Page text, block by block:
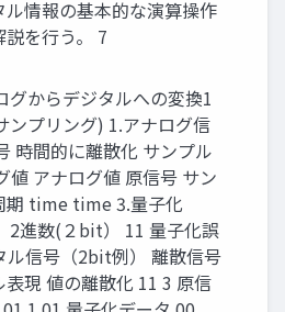
ル情報の基本的な演算操作
説を行う。 7
グからデジタルへの変換1
ンプリング) 1.アナログ信
時間的に離散化 サンプル
値 アナログ値 原信号 サン
期 time time 3.量子化
2進数(２bit） 11 量子化誤
ル信号（2bit例） 離散信号
表現 値の離散化 11 3 原信